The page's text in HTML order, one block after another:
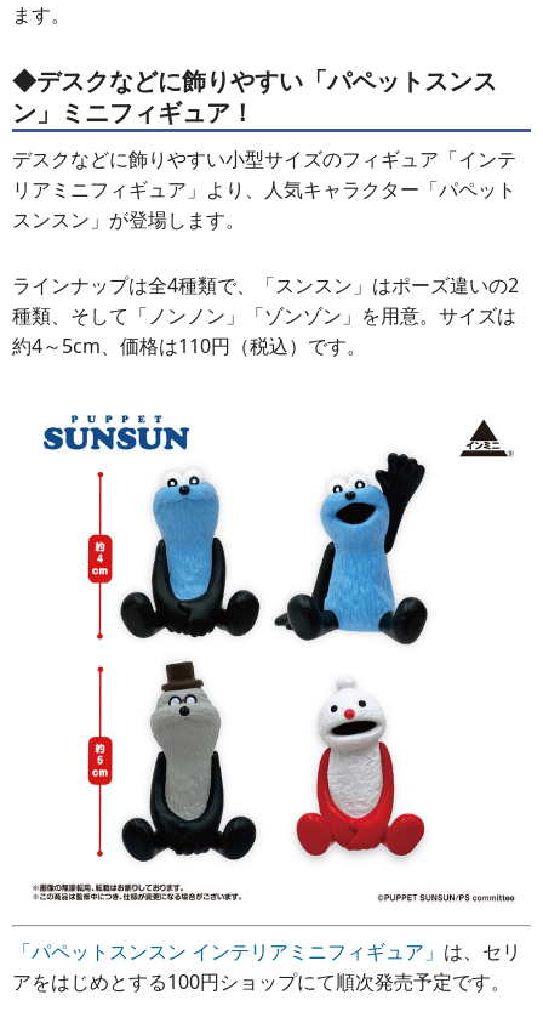
ます。
◆デスクなどに飾りやすい「パペットスンス
ン」ミニフィギュア！
デスクなどに飾りやすい小型サイズのフィギュア「インテ
リアミニフィギュア」より、人気キャラクター「パペット
スンスン」が登場します。
ラインナップは全4種類で、「スンスン」はポーズ違いの2
種類、そして「ノンノン」「ゾンゾン」を用意。サイズは
約4～5cm、価格は110円（税込）です。
「パペットスンスン インテリアミニフィギュア」 は、セリ
アをはじめとする100円ショップにて順次発売予定です。